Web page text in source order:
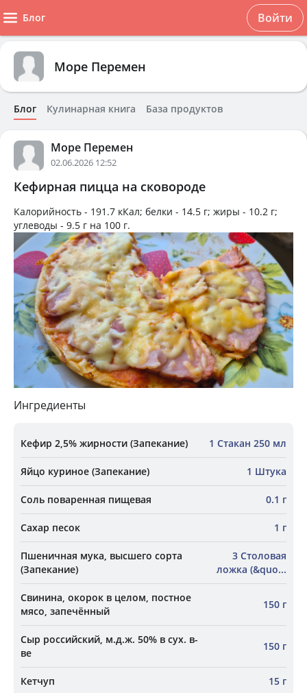
Блог Войти
Море Перемен
Блог Кулинарная книга База продуктов
Море Перемен
02.06.2026 12:52
Кефирная пицца на сковороде
Калорийность - 191.7 кКал; белки - 14.5 г; жиры - 10.2 г;
углеводы - 9.5 г на 100 г.
Ингредиенты
Кефир 2,5% жирности (Запекание) 1 Стакан 250 мл
Яйцо куриное (Запекание) 1 Штука
Соль поваренная пищевая 0.1 г
Сахар песок 1 г
Пшеничная мука, высшего сорта
(Запекание)
3 Столовая
ложка (&quo...
Свинина, окорок в целом, постное
мясо, запечённый
150 г
Сыр российский, м.д.ж. 50% в сух. в-
ве
150 г
Кетчуп 15 г